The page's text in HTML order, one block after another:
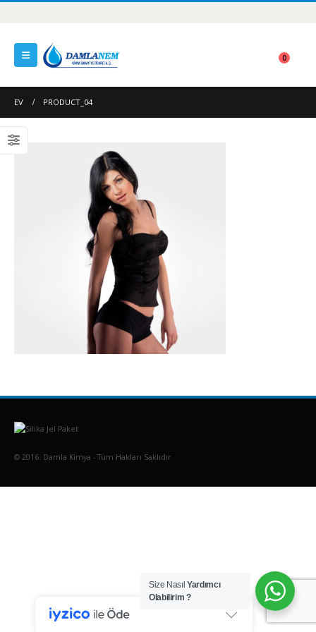
0
EV PRODUCT_04
© 2016. Damla Kimya - Tüm Hakları Saklıdır
Size NasılYardımcı
Olabilirim ?